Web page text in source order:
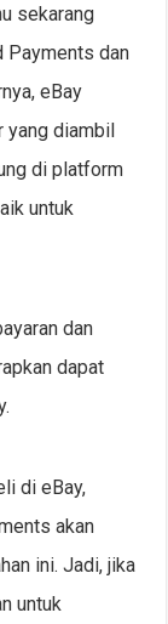
sekarang
Payments dan
eBay
yang diambil
di platform
untuk
dan
dapat
di eBay,
akan
ini. Jadi, jika
untuk